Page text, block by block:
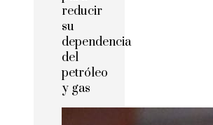
reducir
su
dependencia
del
petróleo
y gas